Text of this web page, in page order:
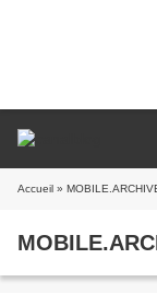
Accueil »